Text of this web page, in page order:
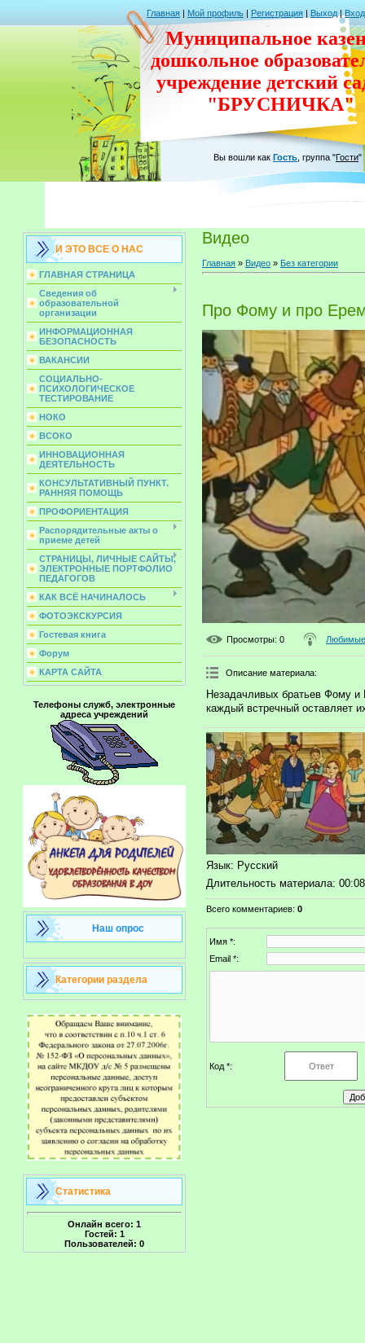
Главная | Мой профиль | Регистрация | Выход | Вход
Муниципальное
дошкольное
учреждение детский
"БРУСНИЧКА"
Вы вошли как Гость группа "Гости"
И ЭТО ВСЕ О НАС
ГЛАВНАЯ СТРАНИЦА
Сведения об
образовательной
организации
ИНФОРМАЦИОННАЯ
БЕЗОПАСНОСТЬ
ВАКАНСИИ
СОЦИАЛЬНО-
ПСИХОЛОГИЧЕСКОЕ
ТЕСТИРОВАНИЕ
НОКО
ВСОКО
ИННОВАЦИОННАЯ
ДЕЯТЕЛЬНОСТЬ
КОНСУЛЬТАТИВНЫЙ ПУНКТ.
РАННЯЯ ПОМОЩЬ
ПРОФОРИЕНТАЦИЯ
Распорядительные акты о
приеме детей
СТРАНИЦЫ, ЛИЧНЫЕ САЙТЫ,
ЭЛЕКТРОННЫЕ ПОРТФОЛИО
ПЕДАГОГОВ
КАК ВСЁ НАЧИНАЛОСЬ
ФОТОЭКСКУРСИЯ
Гостевая книга
Форум
КАРТА САЙТА
Телефоны служб, электронные
адреса учреждений
Наш опрос
Категории раздела
Статистика
Онлайн всего: 1
Гостей: 1
Пользователей: 0
Видео
Главная » Видео » Без категории
Про Фому и про
Просмотры: 0 Любимые
Описание материала:
Незадачливых братьев Фому и
каждый встречный оставляет
Язык: Русский
Длительность материала:
Всего комментариев: 0
Имя *:
Email *:
Код *: